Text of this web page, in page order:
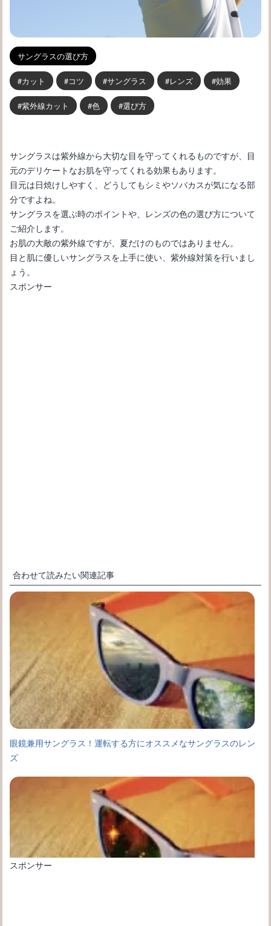
サングラスの選び方
カット コツ サングラス レンズ 効果
紫外線カット 色 選び方
サングラスは紫外線から大切な目を守ってくれるものですが、目
元のデリケートなお肌を守ってくれる効果もあります。
目元は日焼けしやすく、どうしてもシミやソバカスが気になる部
分ですよね。
サングラスを選ぶ時のポイントや、レンズの色の選び方について
ご紹介します。
お肌の大敵の紫外線ですが、夏だけのものではありません。
目と肌に優しいサングラスを上手に使い、紫外線対策を行いまし
ょう。
スポンサー
合わせて読みたい関連記事
眼鏡兼用サングラス！運転する方にオススメなサングラスのレン
ズ
スポンサー